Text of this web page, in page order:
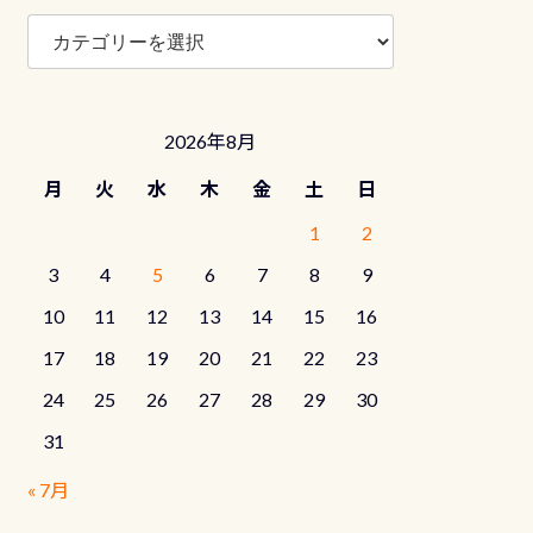
ブ
グ
2026年8月
月 火 水 木 金 土
日
1
2
3
4 5 6 7 8
9
10
11 12 13 14 15
16
17
18 19 20 21 22
23
24
25 26 27 28 29
30
31
« 7月